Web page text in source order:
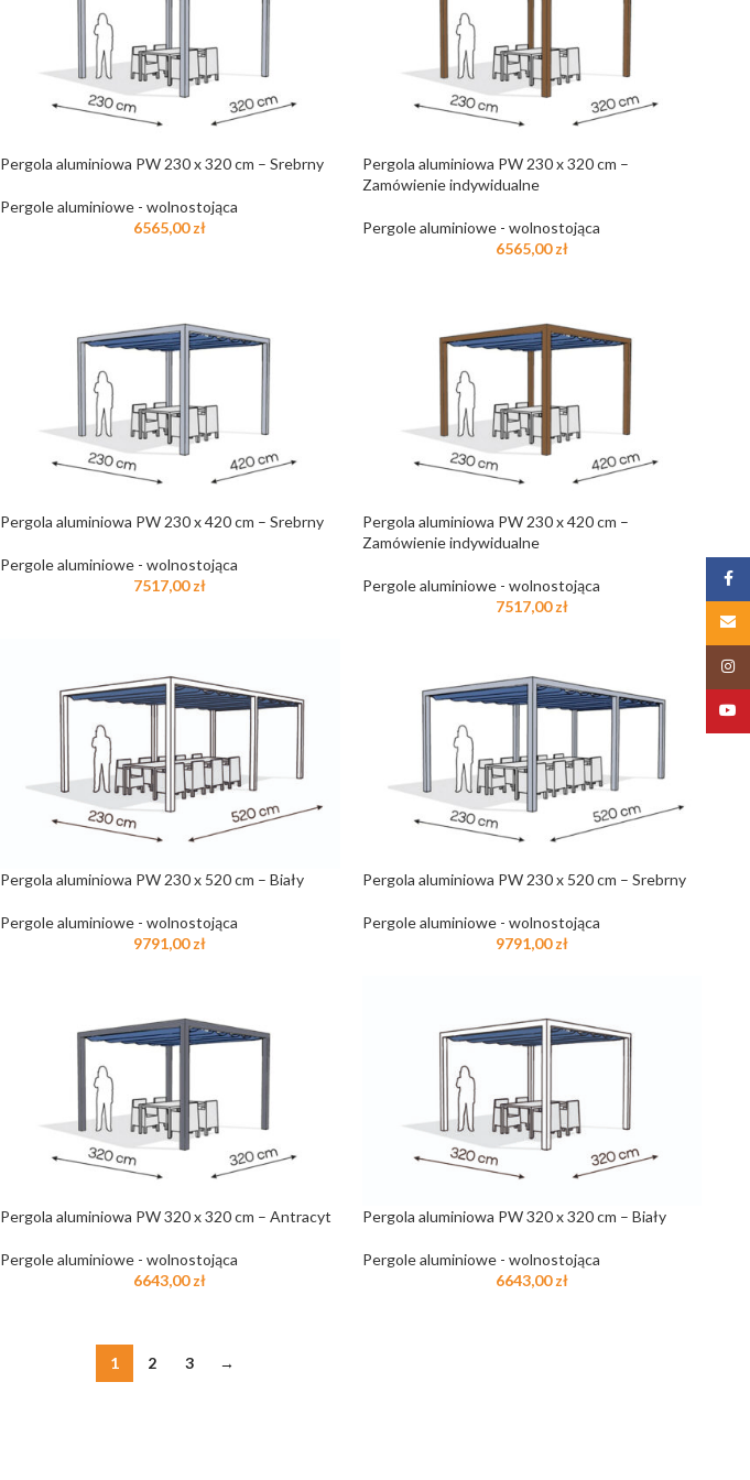
Pergola aluminiowa PW 230 x 320 cm – Srebrny
Pergole aluminiowe - wolnostojąca
6565,00zł
Pergola aluminiowa PW 230 x 320 cm –
Zamówienie indywidualne
Pergole aluminiowe - wolnostojąca
6565,00zł
Pergola aluminiowa PW 230 x 420 cm – Srebrny
Pergole aluminiowe - wolnostojąca
7517,00zł
Pergola aluminiowa PW 230 x 420 cm –
Zamówienie indywidualne
Pergole aluminiowe - wolnostojąca
7517,00zł
Pergola aluminiowa PW 230 x 520 cm – Biały
Pergole aluminiowe - wolnostojąca
9791,00zł
Pergola aluminiowa PW 230 x 520 cm – Srebrny
Pergole aluminiowe - wolnostojąca
9791,00zł
Pergola aluminiowa PW 320 x 320 cm – Antracyt
Pergole aluminiowe - wolnostojąca
6643,00zł
Pergola aluminiowa PW 320 x 320 cm – Biały
Pergole aluminiowe - wolnostojąca
6643,00zł
1 2 3 →
Email